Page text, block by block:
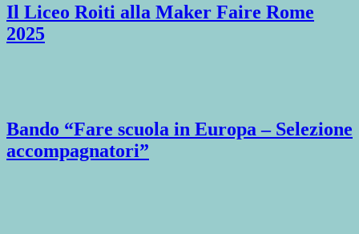
Il Liceo Roiti alla Maker Faire Rome
2025
Bando “Fare scuola in Europa – Selezione
accompagnatori”